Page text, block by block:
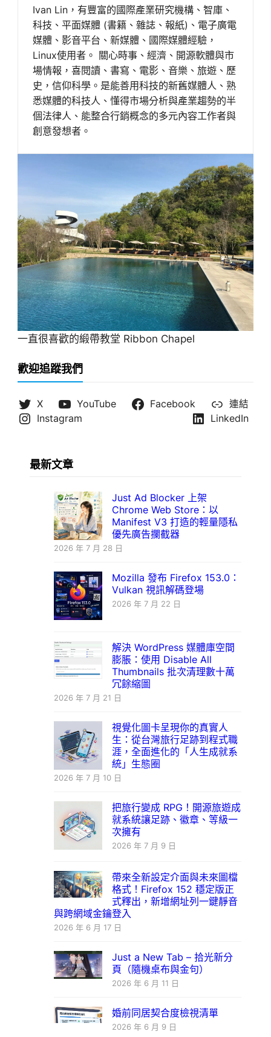
Ivan Lin，有豐富的國際產業研究機構、智庫、
科技、平面媒體 (書籍、雜誌、報紙)、電子廣電
媒體、影音平台、新媒體、國際媒體經驗，
Linux使用者。 關心時事、經濟、開源軟體與市
場情報，喜閱讀、書寫、電影、音樂、旅遊、歷
史，信仰科學。是能善用科技的新舊媒體人、熟
悉媒體的科技人、懂得市場分析與產業趨勢的半
個法律人、能整合行銷概念的多元內容工作者與
創意發想者。
一直很喜歡的緞帶教堂 Ribbon Chapel
歡迎追蹤我們
X YouTube Facebook
連結
Instagram
LinkedIn
最新文章
Just Ad Blocker 上架
Chrome Web Store：以
Manifest V3 打造的輕量隱私
優先廣告攔截器
2026 年 7 月 28 日
Mozilla 發布 Firefox 153.0：
Vulkan 視訊解碼登場
2026 年 7 月 22 日
解決 WordPress 媒體庫空間
膨脹：使用 Disable All
Thumbnails 批次清理數十萬
冗餘縮圖
2026 年 7 月 21 日
視覺化圖卡呈現你的真實人
生：從台灣旅行足跡到程式職
涯，全面進化的「人生成就系
統」生態圈
2026 年 7 月 10 日
把旅行變成 RPG！開源旅遊成
就系統讓足跡、徽章、等級一
次擁有
2026 年 7 月 9 日
帶來全新設定介面與未來圖檔
格式！Firefox 152 穩定版正
式釋出，新增網址列一鍵靜音
與跨網域金鑰登入
2026 年 6 月 17 日
Just a New Tab – 拾光新分
頁（隨機桌布與金句）
2026 年 6 月 11 日
婚前同居契合度檢視清單
2026 年 6 月 9 日